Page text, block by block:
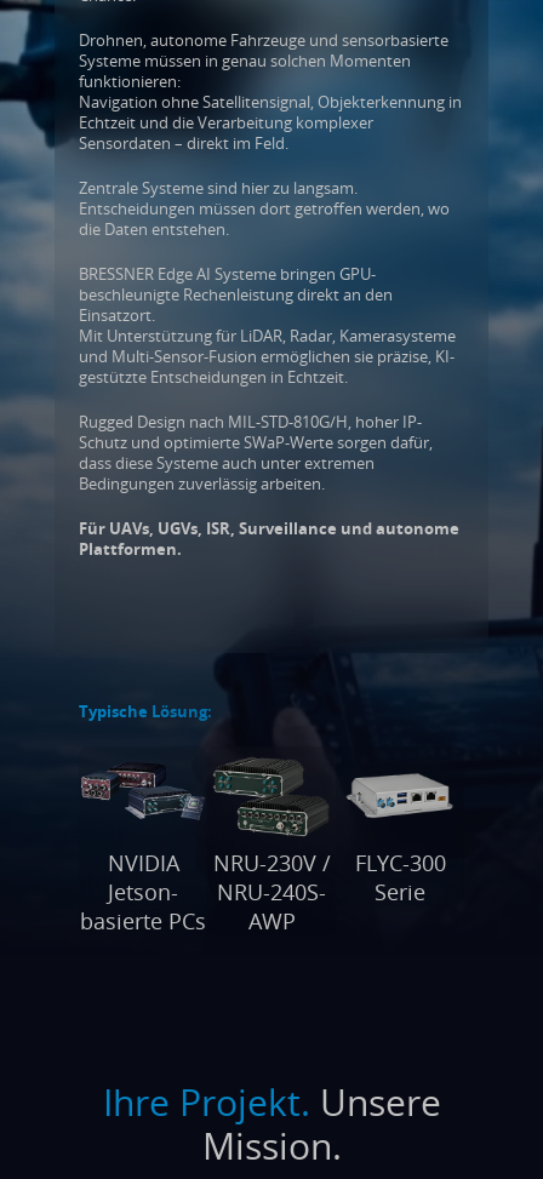
Drohnen, autonome Fahrzeuge und sensorbasierte
Systeme müssen in genau solchen Momenten
funktionieren:
Navigation ohne Satellitensignal, Objekterkennung in
Echtzeit und die Verarbeitung komplexer
Sensordaten – direkt im Feld.
Zentrale Systeme sind hier zu langsam.
Entscheidungen müssen dort getroffen werden, wo
die Daten entstehen.
BRESSNER Edge AI Systeme bringen GPU-
beschleunigte Rechenleistung direkt an den
Einsatzort.
Mit Unterstützung für LiDAR, Radar, Kamerasysteme
und Multi-Sensor-Fusion ermöglichen sie präzise, KI-
gestützte Entscheidungen in Echtzeit.
Rugged Design nach MIL-STD-810G/H, hoher IP-
Schutz und optimierte SWaP-Werte sorgen dafür,
dass diese Systeme auch unter extremen
Bedingungen zuverlässig arbeiten.
Für UAVs, UGVs, ISR, Surveillance und autonome
Plattformen.
Typische Lösung:
NVIDIA
Jetson-
basierte PCs
NRU-230V /
NRU-240S-
AWP
FLYC-300
Serie
Ihre Projekt. Unsere
Mission.